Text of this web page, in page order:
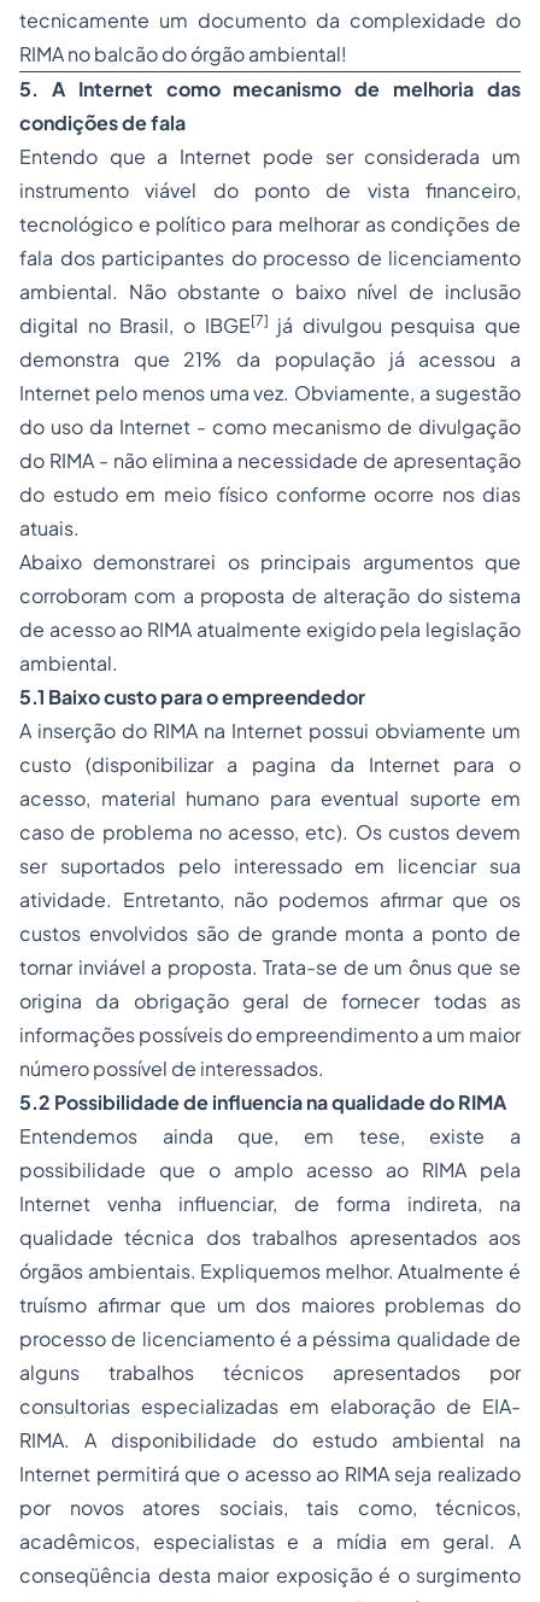
tecnicamente um documento da complexidade do
RIMA no balcão do órgão ambiental!
5. A Internet como mecanismo de melhoria das
condições de fala
Entendo que a Internet pode ser considerada um
instrumento viável do ponto de vista financeiro,
tecnológico e político para melhorar as condições de
fala dos participantes do processo de licenciamento
ambiental. Não obstante o baixo nível de inclusão
digital no Brasil, o IBGE[7] já divulgou pesquisa que
demonstra que 21% da população já acessou a
Internet pelo menos uma vez. Obviamente, a sugestão
do uso da Internet - como mecanismo de divulgação
do RIMA - não elimina a necessidade de apresentação
do estudo em meio físico conforme ocorre nos dias
atuais.
Abaixo demonstrarei os principais argumentos que
corroboram com a proposta de alteração do sistema
de acesso ao RIMA atualmente exigido pela legislação
ambiental.
5.1 Baixo custo para o empreendedor
A inserção do RIMA na Internet possui obviamente um
custo (disponibilizar a pagina da Internet para o
acesso, material humano para eventual suporte em
caso de problema no acesso, etc). Os custos devem
ser suportados pelo interessado em licenciar sua
atividade. Entretanto, não podemos afirmar que os
custos envolvidos são de grande monta a ponto de
tornar inviável a proposta. Trata-se de um ônus que se
origina da obrigação geral de fornecer todas as
informações possíveis do empreendimento a um maior
número possível de interessados.
5.2 Possibilidade de influencia na qualidade do RIMA
Entendemos ainda que, em tese, existe a
possibilidade que o amplo acesso ao RIMA pela
Internet venha influenciar, de forma indireta, na
qualidade técnica dos trabalhos apresentados aos
órgãos ambientais. Expliquemos melhor. Atualmente é
truísmo afirmar que um dos maiores problemas do
processo de licenciamento é a péssima qualidade de
alguns trabalhos técnicos apresentados por
consultorias especializadas em elaboração de EIA-
RIMA. A disponibilidade do estudo ambiental na
Internet permitirá que o acesso ao RIMA seja realizado
por novos atores sociais, tais como, técnicos,
acadêmicos, especialistas e a mídia em geral. A
conseqüência desta maior exposição é o surgimento